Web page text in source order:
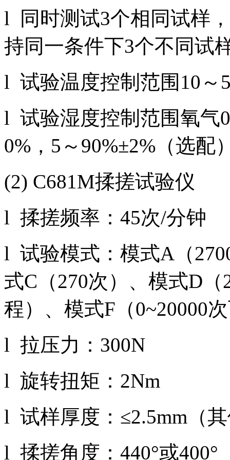
l 同时测试3个相同试样
持同一条件下3个不同试
l 试验温度控制范围10
l 试验湿度控制范围氧气
0%，5～90%±2%（选配
(2) C681M揉搓试验仪
l 揉搓频率：45次/分钟
l 试验模式：模式A（
式C（270次）、模式D
程）、模式F（0~20000
l 拉压力：300N
l 旋转扭矩：2Nm
l 试样厚度：≤2.5mm（
l 揉搓角度：440°或400°